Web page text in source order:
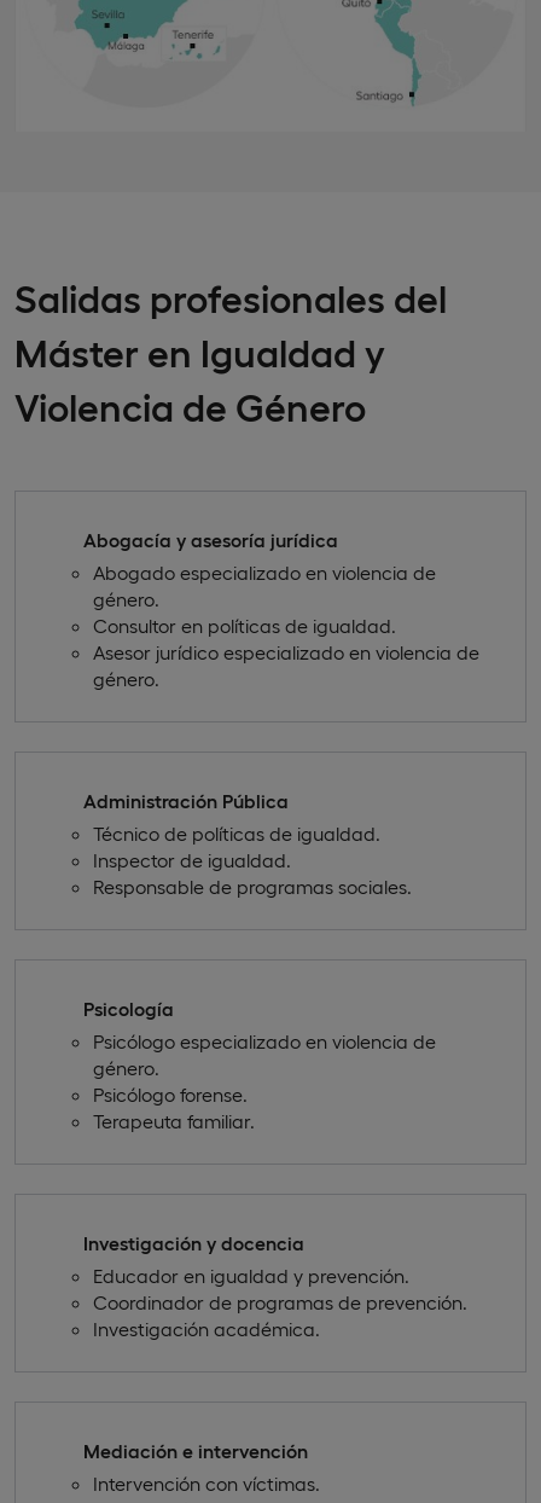
Salidas profesionales del
Máster en Igualdad y
Violencia de Género
Abogacía y asesoría jurídica
Abogado especializado en violencia de
género.
Consultor en políticas de igualdad.
Asesor jurídico especializado en violencia de
género.
Administración Pública
Técnico de políticas de igualdad.
Inspector de igualdad.
Responsable de programas sociales.
Psicología
Psicólogo especializado en violencia de
género.
Psicólogo forense.
Terapeuta familiar.
Investigación y docencia
Educador en igualdad y prevención.
Coordinador de programas de prevención.
Investigación académica.
Mediación e intervención
Intervención con víctimas.